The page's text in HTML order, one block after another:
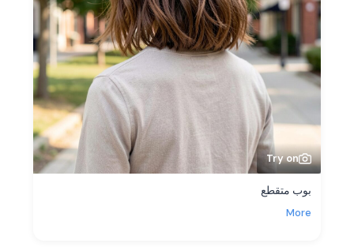
Try on
بوب متقطع
More